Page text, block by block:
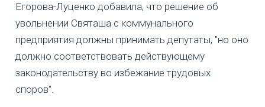
Егорова-Луценко добавила, что решение об
увольнении Святаша с коммунального
предприятия должны принимать депутаты, "но оно
должно соответствовать действующему
законодательству во избежание трудовых
споров".